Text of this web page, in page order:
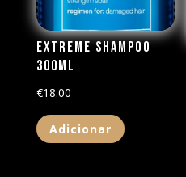
Extreme Shampoo
300ML
€18.00
Adicionar